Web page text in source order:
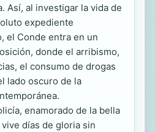
Así, al investigar la vida de
expediente
el Conde entra en un
donde el arribismo,
el consumo de drogas
lado oscuro de la
enamorado de la bella
días de gloria sin